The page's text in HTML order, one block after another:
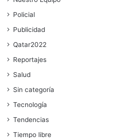
Policial
Publicidad
Qatar2022
Reportajes
Salud
Sin categoría
Tecnología
Tendencias
Tiempo libre